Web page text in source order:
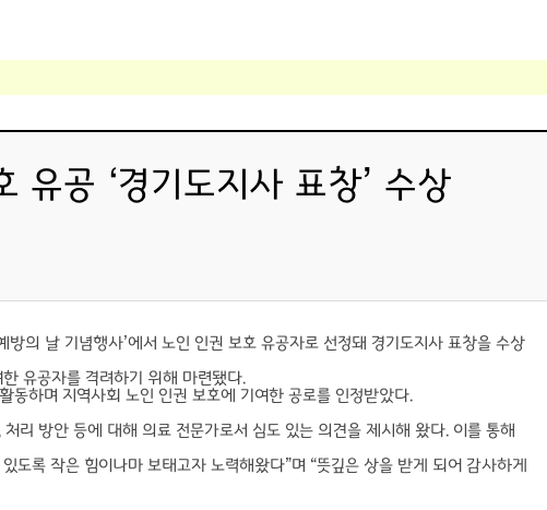
유공 ‘경기도지사 표창’ 수상
의 날 기념행사’에서 노인 인권 보호 유공자로 선정돼 경기도지사 표창을 수상
유공자를 격려하기 위해 마련됐다.
동하며 지역사회 노인 인권 보호에 기여한 공로를 인정받았다.
리 방안 등에 대해 의료 전문가로서 심도 있는 의견을 제시해 왔다. 이를 통해
도록 작은 힘이나마 보태고자 노력해왔다”며 “뜻깊은 상을 받게 되어 감사하게